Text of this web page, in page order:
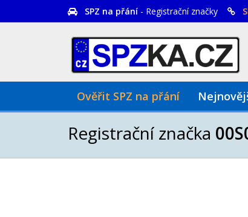
SPZ na přání - Registrační značky
Ověřit SPZ na přání
Registrační značka